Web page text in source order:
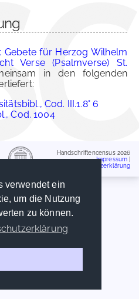
verwendet ein
um die Nutzung
zu können.
Gebete für Herzog Wilhelm
Verse (Psalmverse) St.
in den folgenden
Cod. III.1.8° 6
Cod. 1004
Handschriftencensus 2026
Impressum
Datenschutzerklärung